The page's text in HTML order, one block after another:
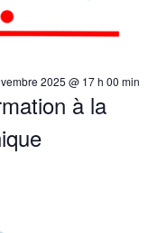
à la
2025 @ 17 h 00 min